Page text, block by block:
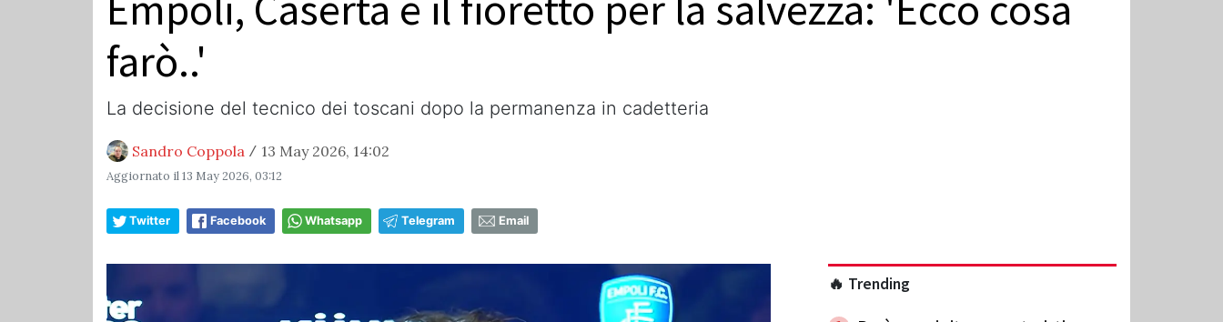
farò..'
La decisione del tecnico dei toscani dopo la permanenza in cadetteria
Sandro Coppola / 13 May 2026, 14:02
Aggiornato il13 May 2026, 03:12
Twitter Facebook Whatsapp Telegram Email
🔥 Trending